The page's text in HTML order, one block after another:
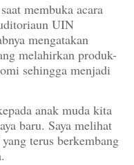
membuka acara
UIN
mengatakan
melahirkan produk-
sehingga menjadi
anak muda kita
baru. Saya melihat
terus berkembang